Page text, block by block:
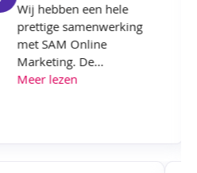
Wij hebben een hele
prettige samenwerking
met SAM Online
Marketing. De...
Meer lezen